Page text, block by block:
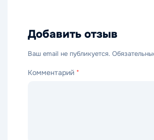
Добавить отзыв
Ваш email не публикуется.
Комментарий *